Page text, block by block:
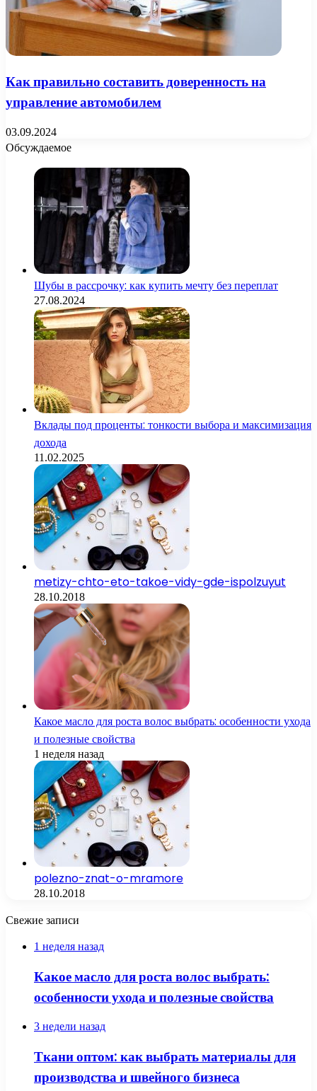
Как правильно составить доверенность на
управление автомобилем
03.09.2024
Обсуждаемое
Шубы в рассрочку: как купить мечту без переплат
27.08.2024
Вклады под проценты: тонкости выбора и максимизация
дохода
11.02.2025
metizy-chto-eto-takoe-vidy-gde-ispolzuyut
28.10.2018
Какое масло для роста волос выбрать: особенности ухода
и полезные свойства
1 неделя назад
polezno-znat-o-mramore
28.10.2018
Свежие записи
1 неделя назад
Какое масло для роста волос выбрать:
особенности ухода и полезные свойства
3 недели назад
Ткани оптом: как выбрать материалы для
производства и швейного бизнеса